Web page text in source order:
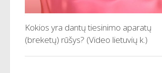
Kokios yra dantų tiesinimo aparatų
(breketų) rūšys? (Video lietuvių k.)